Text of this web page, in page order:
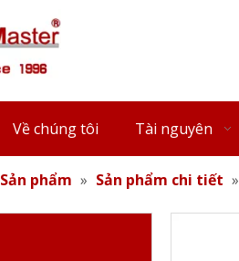
Về chúng tôi Tài nguyên
Sản phẩm » Sản phẩm chi tiết »